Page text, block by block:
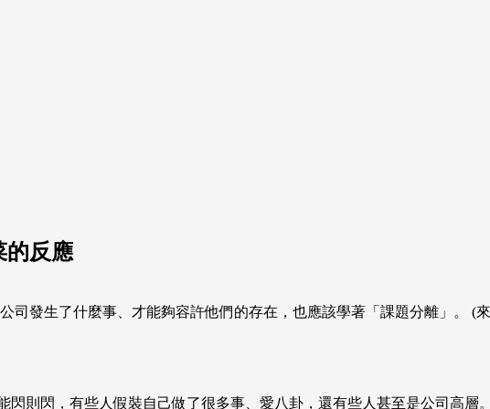
的反應
司發生了什麼事、才能夠容許他們的存在，也應該學著「課題分離」。 (來
則閃，有些人假裝自己做了很多事、愛八卦，還有些人甚至是公司高層。